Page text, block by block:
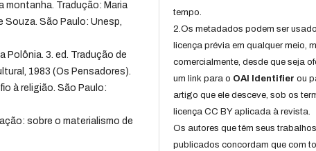
montanha. Tradução: Maria
Souza. São Paulo: Unesp,
Polônia. 3. ed. Tradução de
1983 (Os Pensadores).
à religião. São Paulo:
sobre o materialismo de
tempo.
2.Os metadados podem ser
licença prévia em qualquer meio,
comercialmente, desde que seja
um link para o OAI Identifier ou
artigo que ele desceve, sob os
licença CC BY aplicada à revista.
Os autores que têm seus trabalhos
publicados concordam que com